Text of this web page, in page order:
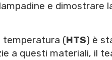
e
temperatura (HTS) è
a questi materiali, il